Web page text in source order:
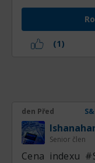
(1)
den Před
Senior člen
Cena indexu